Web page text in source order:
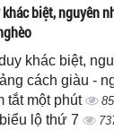
biệt, nguyên
khác biệt,
cách giàu -
tắt một phút
lộ thứ 7